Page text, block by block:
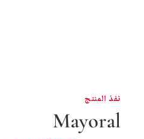
نفذ المنتج
Mayoral